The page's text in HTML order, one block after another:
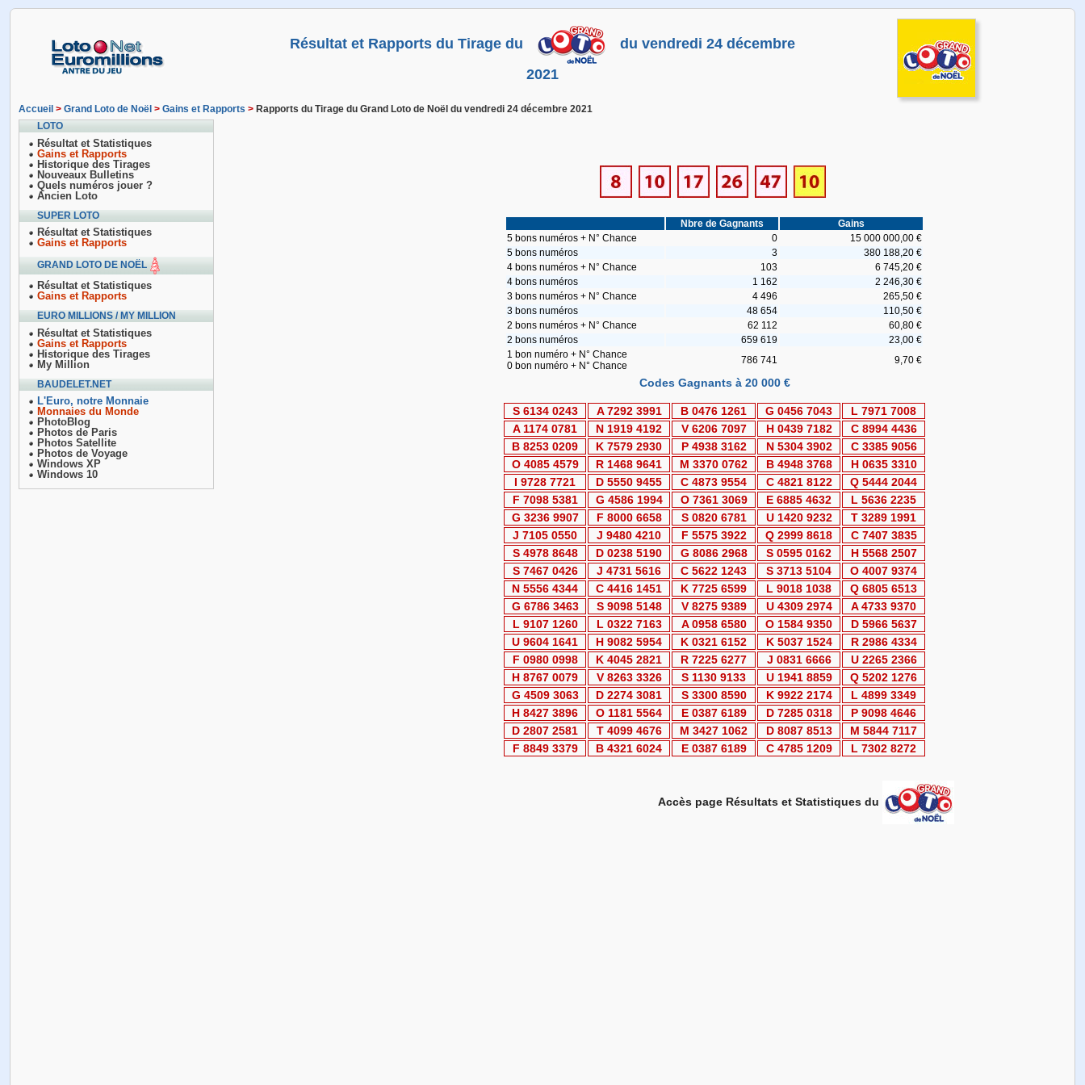
Résultat et Rapports du Tirage du
du vendredi 24 décembre
2021
Accueil > Grand Loto de Noël > Gains et Rapports > Rapports du Tirage du Grand Loto de Noël du vendredi 24 décembre 2021
LOTO
Résultat et Statistiques
Gains et Rapports
Historique des Tirages
Nouveaux Bulletins
Quels numéros jouer ?
Ancien Loto
SUPER LOTO
Résultat et Statistiques
Gains et Rapports
GRAND LOTO DE NOËL
Résultat et Statistiques
Gains et Rapports
EURO MILLIONS / MY MILLION
Résultat et Statistiques
Gains et Rapports
Historique des Tirages
My Million
BAUDELET.NET
L'Euro, notre Monnaie
Monnaies du Monde
PhotoBlog
Photos de Paris
Photos Satellite
Photos de Voyage
Windows XP
Windows 10
Nbre de Gagnants
Gains
5 bons numéros + N° Chance
0
15 000 000,00 €
5 bons numéros
3
380 188,20 €
4 bons numéros + N° Chance
103
6 745,20 €
4 bons numéros
1 162
2 246,30 €
3 bons numéros + N° Chance
4 496
265,50 €
3 bons numéros
48 654
110,50 €
2 bons numéros + N° Chance
62 112
60,80 €
2 bons numéros
659 619
23,00 €
1 bon numéro + N° Chance
0 bon numéro + N° Chance
786 741 9,70 €
Codes Gagnants à 20 000 €
S 6134 0243 A 7292 3991 B 0476 1261 G 0456 7043
L 7971 7008
A 1174 0781
N 1919 4192 V 6206 7097 H 0439 7182
C 8994 4436
B 8253 0209
K 7579 2930 P 4938 3162 N 5304 3902
C 3385 9056
O 4085 4579
R 1468 9641 M 3370 0762 B 4948 3768
H 0635 3310
I 9728 7721
D 5550 9455 C 4873 9554 C 4821 8122
Q 5444 2044
F 7098 5381
G 4586 1994 O 7361 3069 E 6885 4632
L 5636 2235
G 3236 9907
F 8000 6658 S 0820 6781 U 1420 9232
T 3289 1991
J 7105 0550
J 9480 4210 F 5575 3922 Q 2999 8618
C 7407 3835
S 4978 8648
D 0238 5190 G 8086 2968 S 0595 0162
H 5568 2507
S 7467 0426
J 4731 5616 C 5622 1243 S 3713 5104
O 4007 9374
N 5556 4344
C 4416 1451 K 7725 6599 L 9018 1038
Q 6805 6513
G 6786 3463
S 9098 5148 V 8275 9389 U 4309 2974
A 4733 9370
L 9107 1260
L 0322 7163 A 0958 6580 O 1584 9350
D 5966 5637
U 9604 1641
H 9082 5954 K 0321 6152 K 5037 1524
R 2986 4334
F 0980 0998
K 4045 2821 R 7225 6277 J 0831 6666
U 2265 2366
H 8767 0079
V 8263 3326 S 1130 9133 U 1941 8859
Q 5202 1276
G 4509 3063
D 2274 3081 S 3300 8590 K 9922 2174
L 4899 3349
H 8427 3896
O 1181 5564 E 0387 6189 D 7285 0318
P 9098 4646
D 2807 2581
T 4099 4676 M 3427 1062 D 8087 8513
M 5844 7117
F 8849 3379
B 4321 6024 E 0387 6189 C 4785 1209 L 7302 8272
Accès page Résultats et Statistiques du